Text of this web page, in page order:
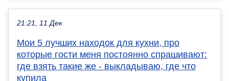
21:21, 11 Дек
Мои 5 лучших находок для кухни, про
которые гости меня постоянно спрашивают:
где взять такие же - выкладываю, где что
купила